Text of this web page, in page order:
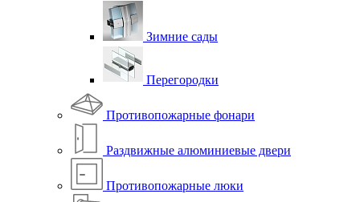
Зимние сады
Перегородки
Противопожарные фонари
Раздвижные алюминиевые двери
Противопожарные люки